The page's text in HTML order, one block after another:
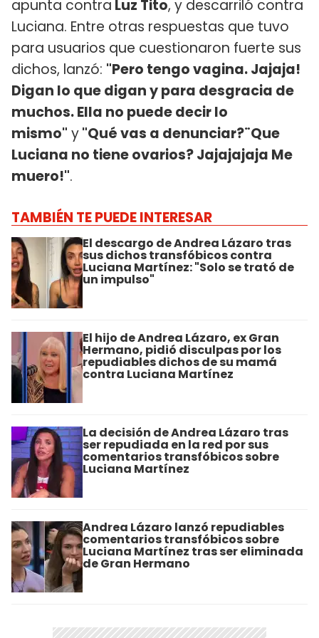
apunta contra Luz Tito, y descarriló contra
Luciana. Entre otras respuestas que tuvo
para usuarios que cuestionaron fuerte sus
dichos, lanzó: "Pero tengo vagina. Jajaja!
Digan lo que digan y para desgracia de
muchos. Ella no puede decir lo
mismo" y"Qué vas a denunciar?¨Que
Luciana no tiene ovarios? Jajajajaja Me
muero!".
TAMBIÉN TE PUEDE INTERESAR
El descargo de Andrea Lázaro tras
sus dichos transfóbicos contra
Luciana Martínez: "Solo se trató de
un impulso"
El hijo de Andrea Lázaro, ex Gran
Hermano, pidió disculpas por los
repudiables dichos de su mamá
contra Luciana Martínez
La decisión de Andrea Lázaro tras
ser repudiada en la red por sus
comentarios transfóbicos sobre
Luciana Martínez
Andrea Lázaro lanzó repudiables
comentarios transfóbicos sobre
Luciana Martínez tras ser eliminada
de Gran Hermano